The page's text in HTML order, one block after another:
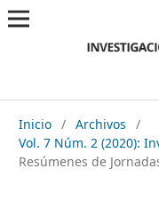
Inicio / Archivos
/
Vol. 7 Núm. 2 (2020):
Resúmenes de